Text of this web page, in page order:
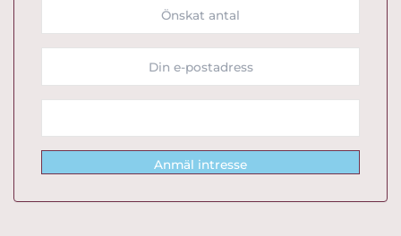
Anmäl intresse